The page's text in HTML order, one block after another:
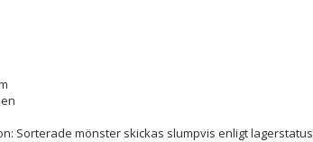
Sorterade mönster skickas slumpvis enligt lagerstatus